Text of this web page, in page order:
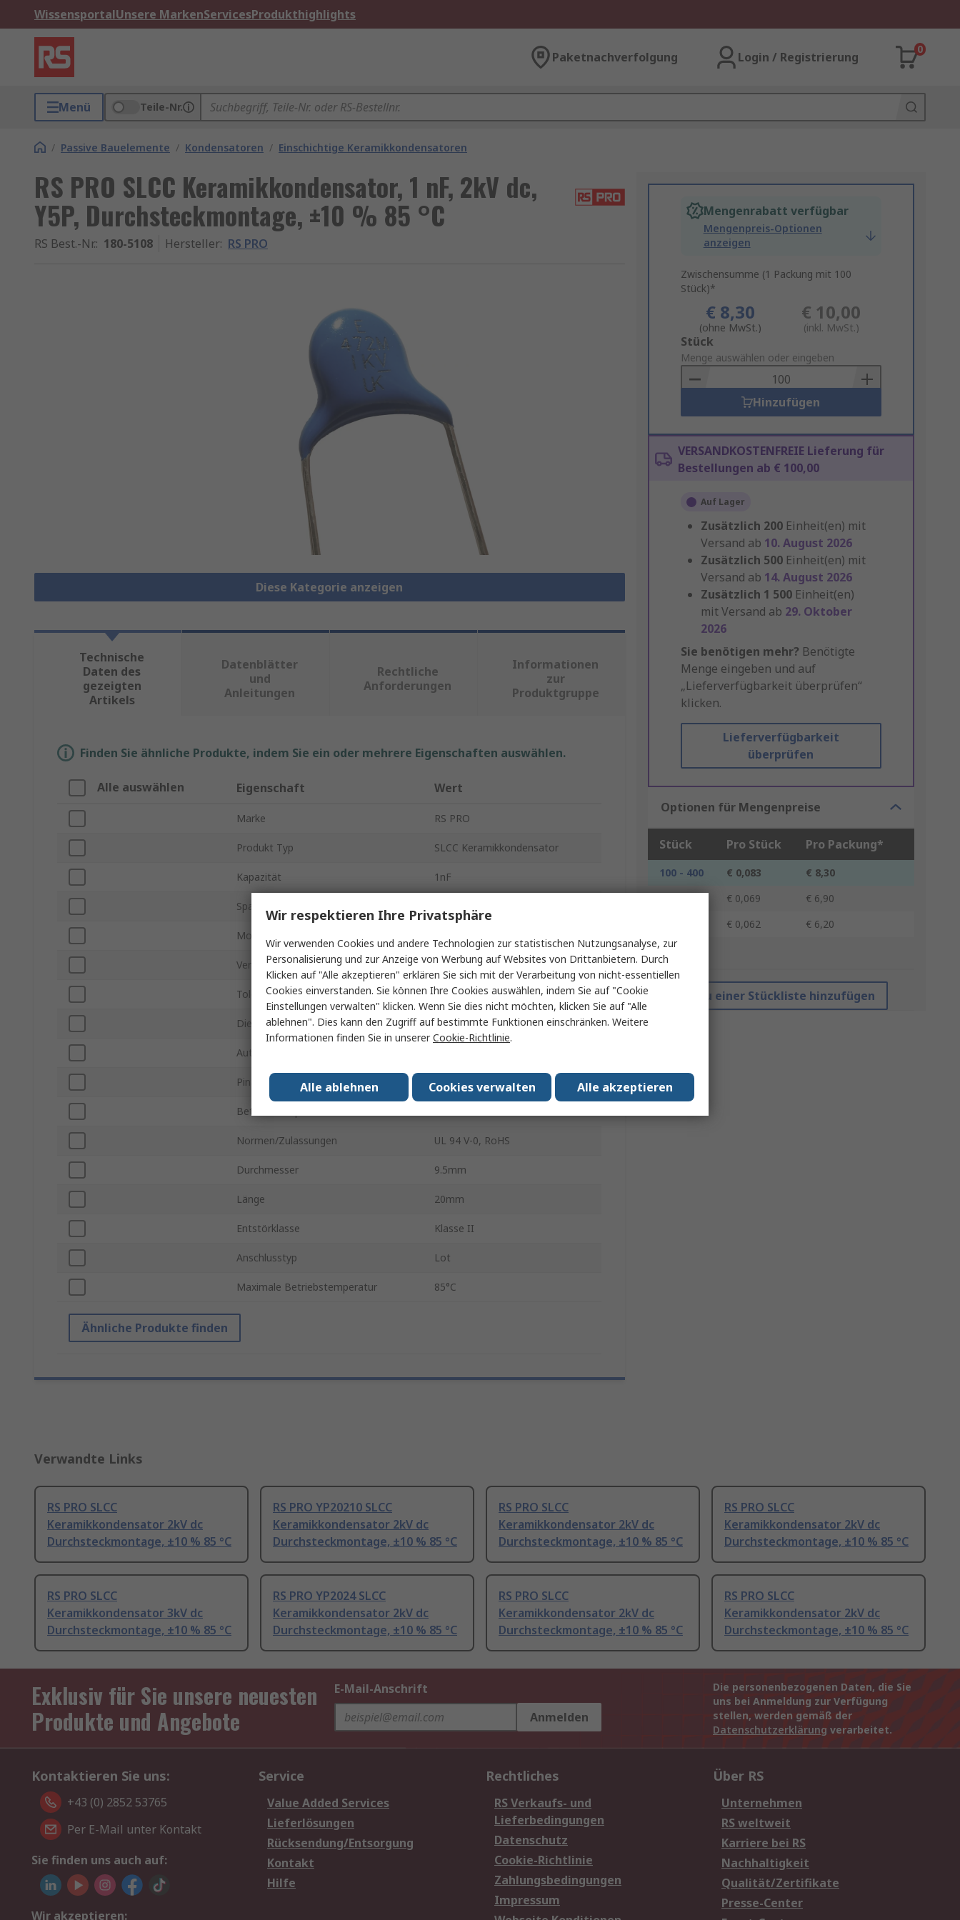
WissensportalUnsere MarkenServicesProdukthighlights
Paketnachverfolgung Login / Registrierung
0
Menü Teile-Nr.
/ Passive Bauelemente / Kondensatoren / Einschichtige Keramikkondensatoren
RS PRO SLCC Keramikkondensator, 1 nF, 2kV dc,
Y5P, Durchsteckmontage, ±10 % 85 °C
RS Best.-Nr.: 180-5108 Hersteller: RS PRO
Diese Kategorie anzeigen
Mengenrabatt verfügbar
Mengenpreis-Optionen
anzeigen
Zwischensumme (1 Packung mit 100
Stück)*
€ 8,30
(ohne MwSt.)
€ 10,00
(inkl. MwSt.)
Add
to
Basket
Stück
Menge auswählen oder eingeben
Hinzufügen
VERSANDKOSTENFREIE Lieferung für
Bestellungen ab € 100,00
Auf Lager
Zusätzlich 200 Einheit(en) mit
Versand ab 10. August 2026
Zusätzlich 500 Einheit(en) mit
Versand ab 14. August 2026
Zusätzlich 1 500 Einheit(en)
mit Versand ab 29. Oktober
2026
Sie benötigen mehr? Benötigte
Menge eingeben und auf
„Lieferverfügbarkeit überprüfen“
klicken.
Lieferverfügbarkeit
überprüfen
Optionen für Mengenpreise
Stück Pro Stück Pro Packung*
100 - 400 € 0,083
€ 8,30
€ 0,069
€ 6,90
€ 0,062 € 6,20
*Richtpreis
Zu einer Stückliste hinzufügen
Technische
Daten des
gezeigten
Artikels
Datenblätter
und
Anleitungen
Rechtliche
Anforderungen
Informationen
zur
Produktgruppe
Finden Sie ähnliche Produkte, indem Sie ein oder mehrere Eigenschaften auswählen.
Alle auswählen Eigenschaft Wert
Marke RS PRO
Produkt Typ SLCC Keramikkondensator
Kapazität 1nF
Spannung
Montageart
Verpackungsart Wolle
Toleranz ±10 %
Dielektrikum Y5P
Automobilstandard
Pinanzahl 2
Betriebstemperatur min.
Normen/Zulassungen UL 94 V-0, RoHS
Durchmesser 9.5mm
Länge 20mm
Entstörklasse Klasse II
Anschlusstyp Lot
Maximale Betriebstemperatur 85°C
Ähnliche Produkte finden
Verwandte Links
RS PRO SLCC
Keramikkondensator 2kV dc
Durchsteckmontage, ±10 % 85 °C
RS PRO YP20210 SLCC
Keramikkondensator 2kV dc
Durchsteckmontage, ±10 % 85 °C
RS PRO SLCC
Keramikkondensator 2kV dc
Durchsteckmontage, ±10 % 85 °C
RS PRO SLCC
Keramikkondensator 2kV dc
Durchsteckmontage, ±10 % 85 °C
RS PRO SLCC
Keramikkondensator 3kV dc
Durchsteckmontage, ±10 % 85 °C
RS PRO YP2024 SLCC
Keramikkondensator 2kV dc
Durchsteckmontage, ±10 % 85 °C
RS PRO SLCC
Keramikkondensator 2kV dc
Durchsteckmontage, ±10 % 85 °C
RS PRO SLCC
Keramikkondensator 2kV dc
Durchsteckmontage, ±10 % 85 °C
Exklusiv für Sie unsere neuesten
Produkte und Angebote
E-Mail-Anschrift
Anmelden
Die personenbezogenen Daten, die Sie
uns bei Anmeldung zur Verfügung
stellen, werden gemäß der
Datenschutzerklärung verarbeitet.
Kontaktieren Sie uns:
+43 (0) 2852 53765
Per E-Mail unter Kontakt
Sie finden uns auch auf:
Wir akzeptieren:
Service
Value Added Services
Lieferlösungen
Rücksendung/Entsorgung
Kontakt
Hilfe
Rechtliches
RS Verkaufs- und
Lieferbedingungen
Datenschutz
Cookie-Richtlinie
Zahlungsbedingungen
Impressum
Über RS
Unternehmen
RS weltweit
Karriere bei RS
Nachhaltigkeit
Qualität/Zertifikate
Presse-Center
Wir respektieren Ihre Privatsphäre
Wir verwenden Cookies und andere Technologien zur statistischen Nutzungsanalyse, zur
Personalisierung und zur Anzeige von Werbung auf Websites von Drittanbietern. Durch
Klicken auf "Alle akzeptieren" erklären Sie sich mit der Verarbeitung von nicht-essentiellen
Cookies einverstanden. Sie können Ihre Cookies auswählen, indem Sie auf "Cookie
Einstellungen verwalten" klicken. Wenn Sie dies nicht möchten, klicken Sie auf "Alle
ablehnen". Dies kann den Zugriff auf bestimmte Funktionen einschränken. Weitere
Informationen finden Sie in unsererCookie-Richtlinie.
Alle akzeptieren
Cookies verwalten
Alle ablehnen